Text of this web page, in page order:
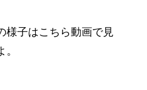
様子はこちら動画で見